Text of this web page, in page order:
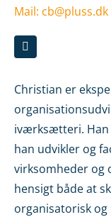
Mail: cb@pluss.dk
Christian er
iværksætteri. Han
han udvikler og
virksomheder og
hensigt både at
organisatorisk